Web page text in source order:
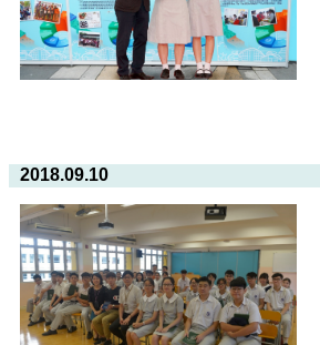
2018.09.10